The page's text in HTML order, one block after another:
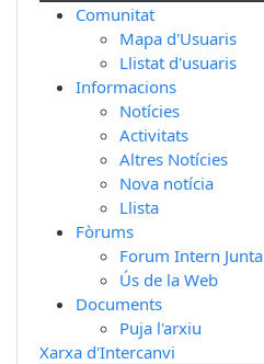
Comunitat
Mapa d'Usuaris
Llistat d'usuaris
Informacions
Notícies
Activitats
Altres Notícies
Nova notícia
Llista
Fòrums
Forum Intern Junta
Ús de la Web
Documents
Puja l'arxiu
Xarxa d'Intercanvi